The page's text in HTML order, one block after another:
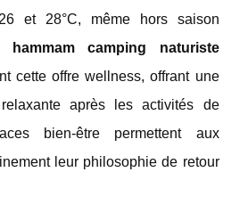
et 28°C, même hors saison
hammam camping naturiste
cette offre wellness, offrant une
après les activités de
bien-être permettent aux
leur philosophie de retour